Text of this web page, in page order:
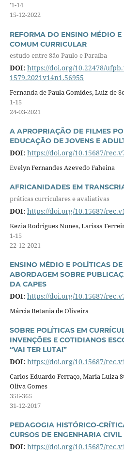
'1-14
15-12-2022
REFORMA DO ENSINO MÉDIO
COMUM CURRICULAR
estudo entre São Paulo e Paraíba
DOI: https://doi.org/10.22478/
1579.2021v14n1.56955
Fernanda de Paula Gomides, Luiz de
1-15
24-03-2021
A APROPRIAÇÃO DE FILMES
EDUCAÇÃO DE JOVENS E
DOI: https://doi.org/10.15687/
Evelyn Fernandes Azevedo Faheina
AFRICANIDADES EM
práticas curriculares e avaliativas
DOI: https://doi.org/10.15687/
Kezia Rodrigues Nunes, Larissa
1-15
22-12-2021
ENSINO MÉDIO E POLÍTICAS
ABORDAGEM SOBRE
DA CAPES
DOI: https://doi.org/10.15687/
Márcia Betania de Oliveira
SOBRE POLÍTICAS EM
INVENÇÕES E COTIDIANOS
“VAI TER LUTA!”
DOI: https://doi.org/10.15687/
Carlos Eduardo Ferraço, Maria Luiza
Oliva Gomes
356-365
31-12-2017
PEDAGOGIA HISTÓRICO-
CURSOS DE ENGENHARIA
DOI: https://doi.org/10.15687/